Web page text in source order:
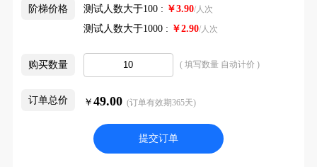
阶梯价格 测试人数大于100 : ￥3.90/人次
测试人数大于1000 : ￥2.90/人次
购买数量 ( 填写数量 自动计价 )
订单总价 ￥ 49.00(订单有效期365天)
提交订单